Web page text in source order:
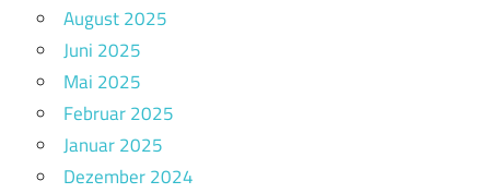
August 2025
Juni 2025
Mai 2025
Februar 2025
Januar 2025
Dezember 2024